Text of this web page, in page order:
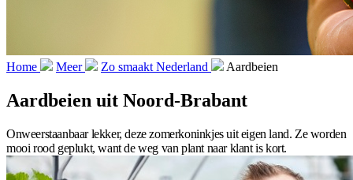
Home Meer Zo smaakt Nederland Aardbeien
Aardbeien uit Noord-Brabant
Onweerstaanbaar lekker, deze zomerkoninkjes uit eigen land. Ze worden
mooi rood geplukt, want de weg van plant naar klant is kort.